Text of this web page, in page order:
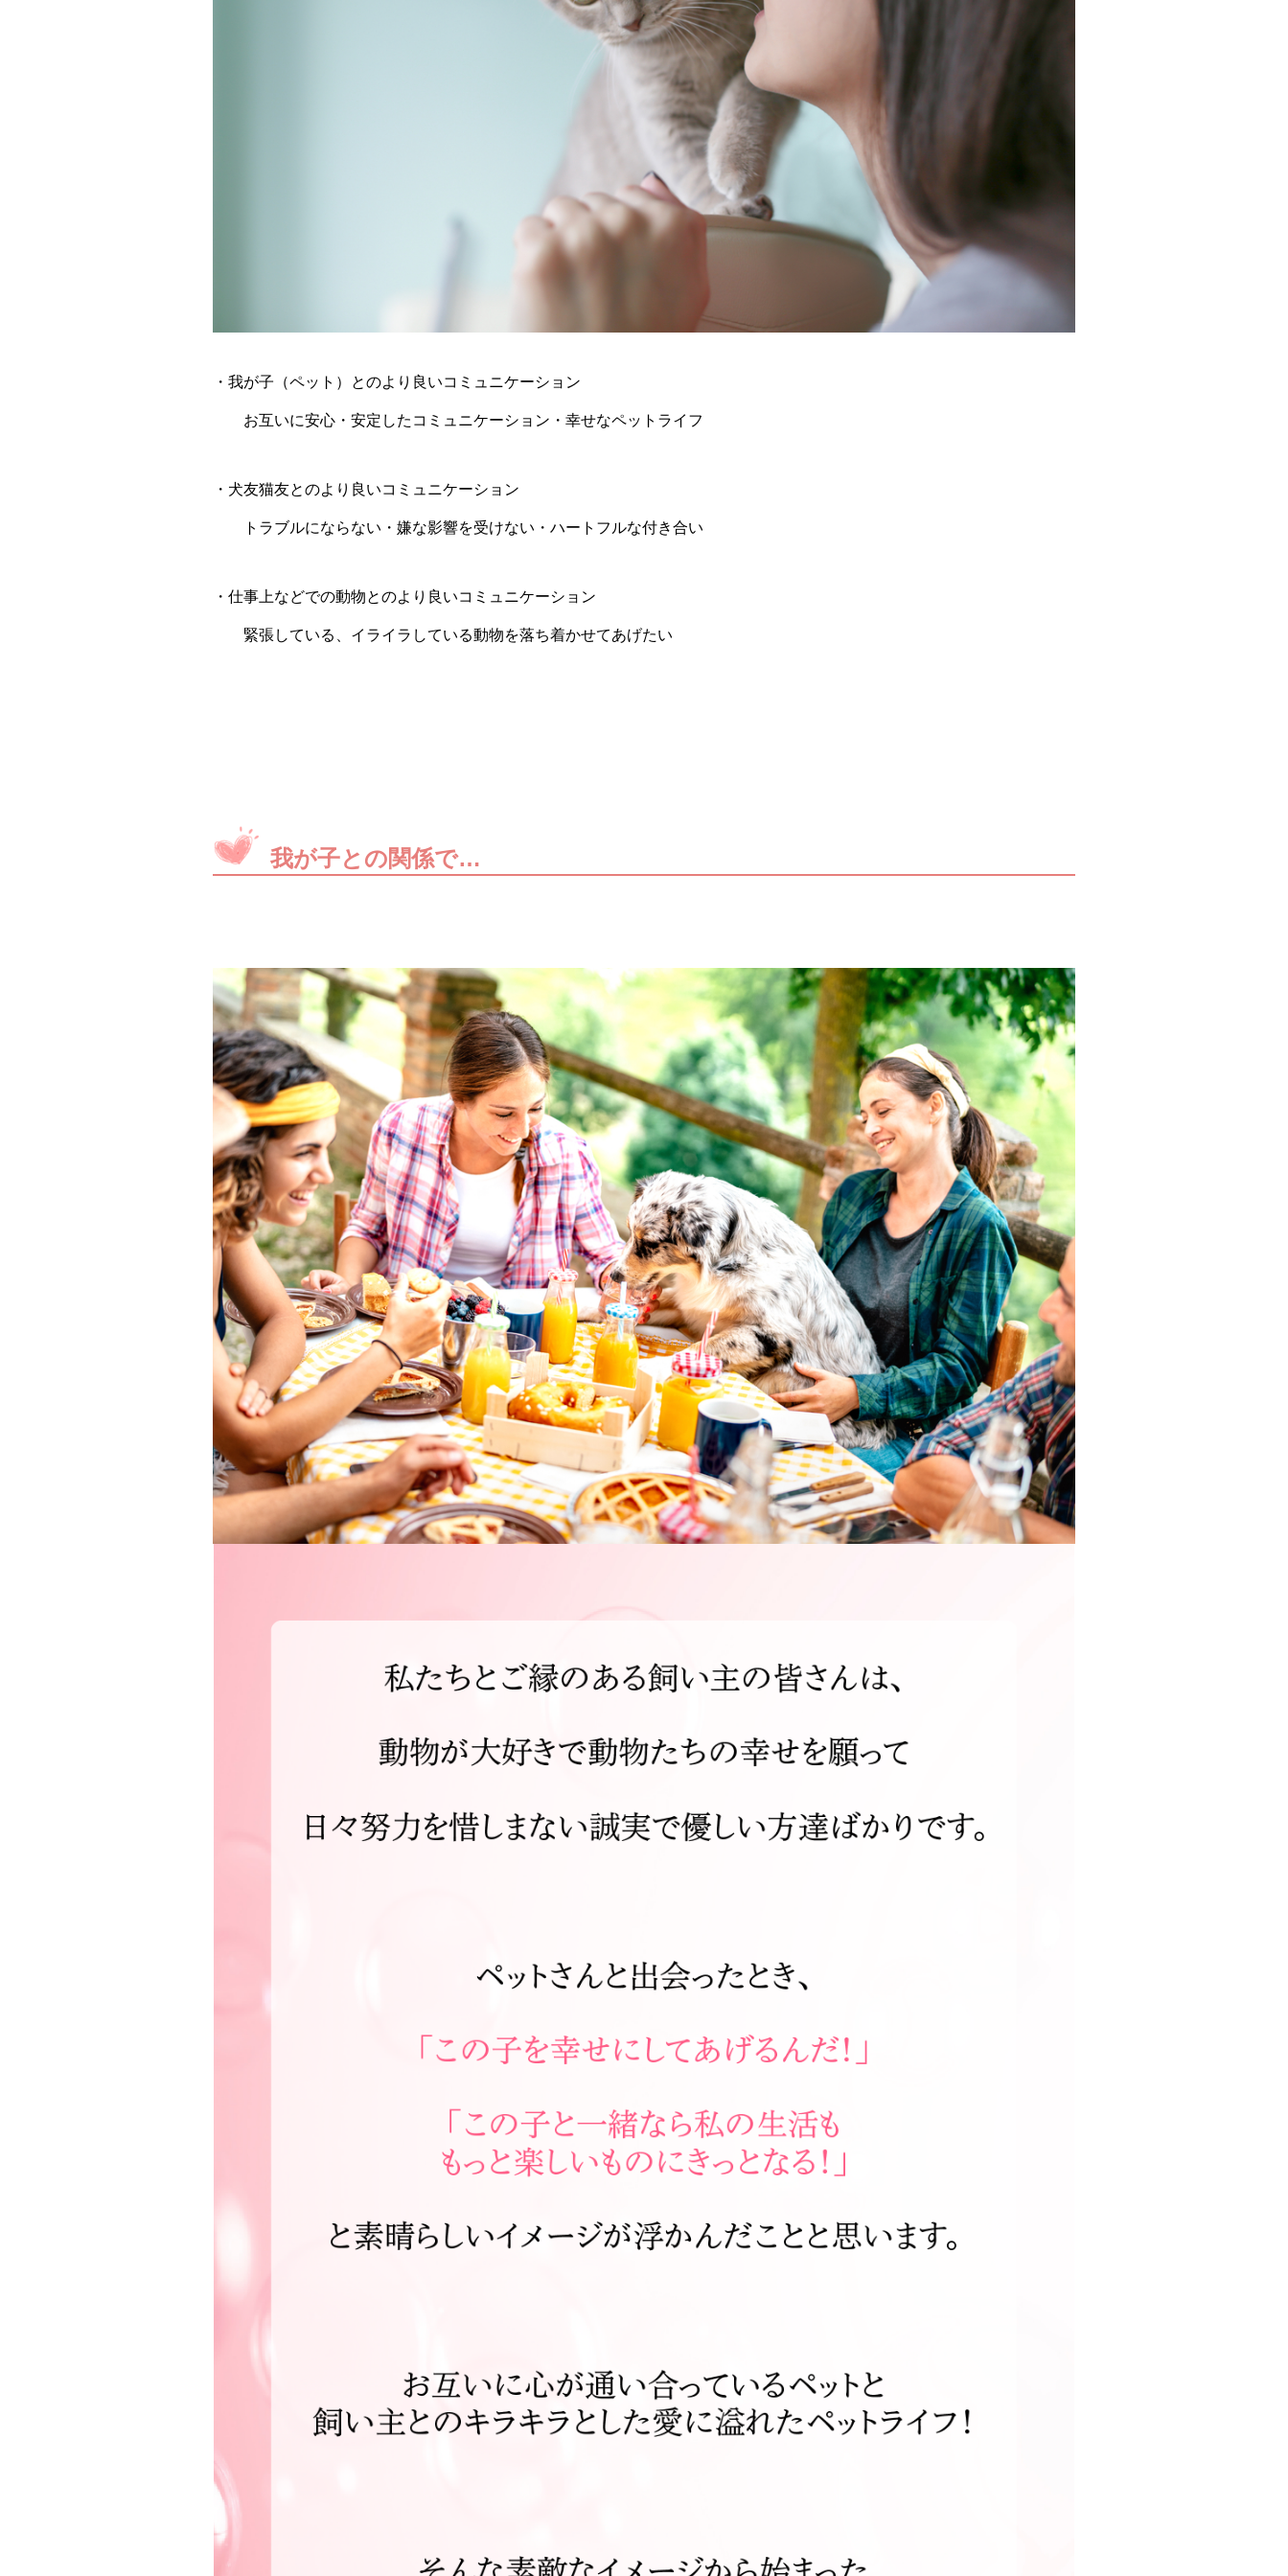
・我が子（ペット）とのより良いコミュニケーション
お互いに安心・安定したコミュニケーション・幸せなペットライフ
・犬友猫友とのより良いコミュニケーション
トラブルにならない・嫌な影響を受けない・ハートフルな付き合い
・仕事上などでの動物とのより良いコミュニケーション
緊張している、イライラしている動物を落ち着かせてあげたい
我が子との関係で…